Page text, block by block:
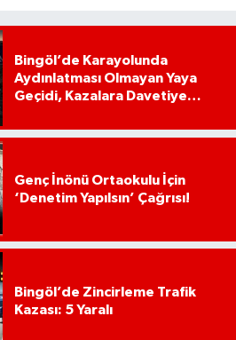
Bingöl’de Karayolunda
Aydınlatması Olmayan Yaya
Geçidi, Kazalara Davetiye
Genç İnönü Ortaokulu İçin
‘Denetim Yapılsın’ Çağrısı!
Bingöl’de Zincirleme Trafik
Kazası: 5 Yaralı